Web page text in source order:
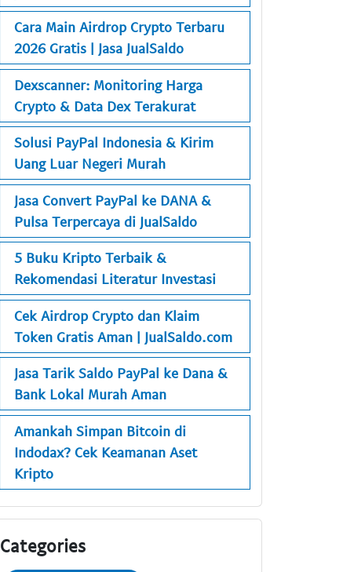
Cara Main Airdrop Crypto Terbaru
2026 Gratis | Jasa JualSaldo
Dexscanner: Monitoring Harga
Crypto & Data Dex Terakurat
Solusi PayPal Indonesia & Kirim
Uang Luar Negeri Murah
Jasa Convert PayPal ke DANA &
Pulsa Terpercaya di JualSaldo
5 Buku Kripto Terbaik &
Rekomendasi Literatur Investasi
Cek Airdrop Crypto dan Klaim
Token Gratis Aman | JualSaldo.com
Jasa Tarik Saldo PayPal ke Dana &
Bank Lokal Murah Aman
Amankah Simpan Bitcoin di
Indodax? Cek Keamanan Aset
Kripto
Categories